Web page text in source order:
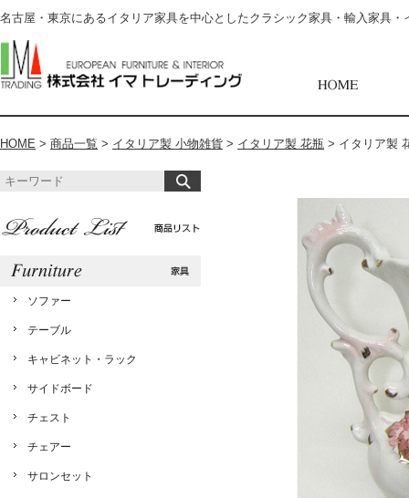
名古屋・東京にあるイタリア家具を中心としたクラシック家具・輸入家具
HOME > 商品一覧 > イタリア製 小物雑貨 > イタリア製 花瓶 > イタリア製
ソファー
テーブル
キャビネット・ラック
サイドボード
チェスト
チェアー
サロンセット